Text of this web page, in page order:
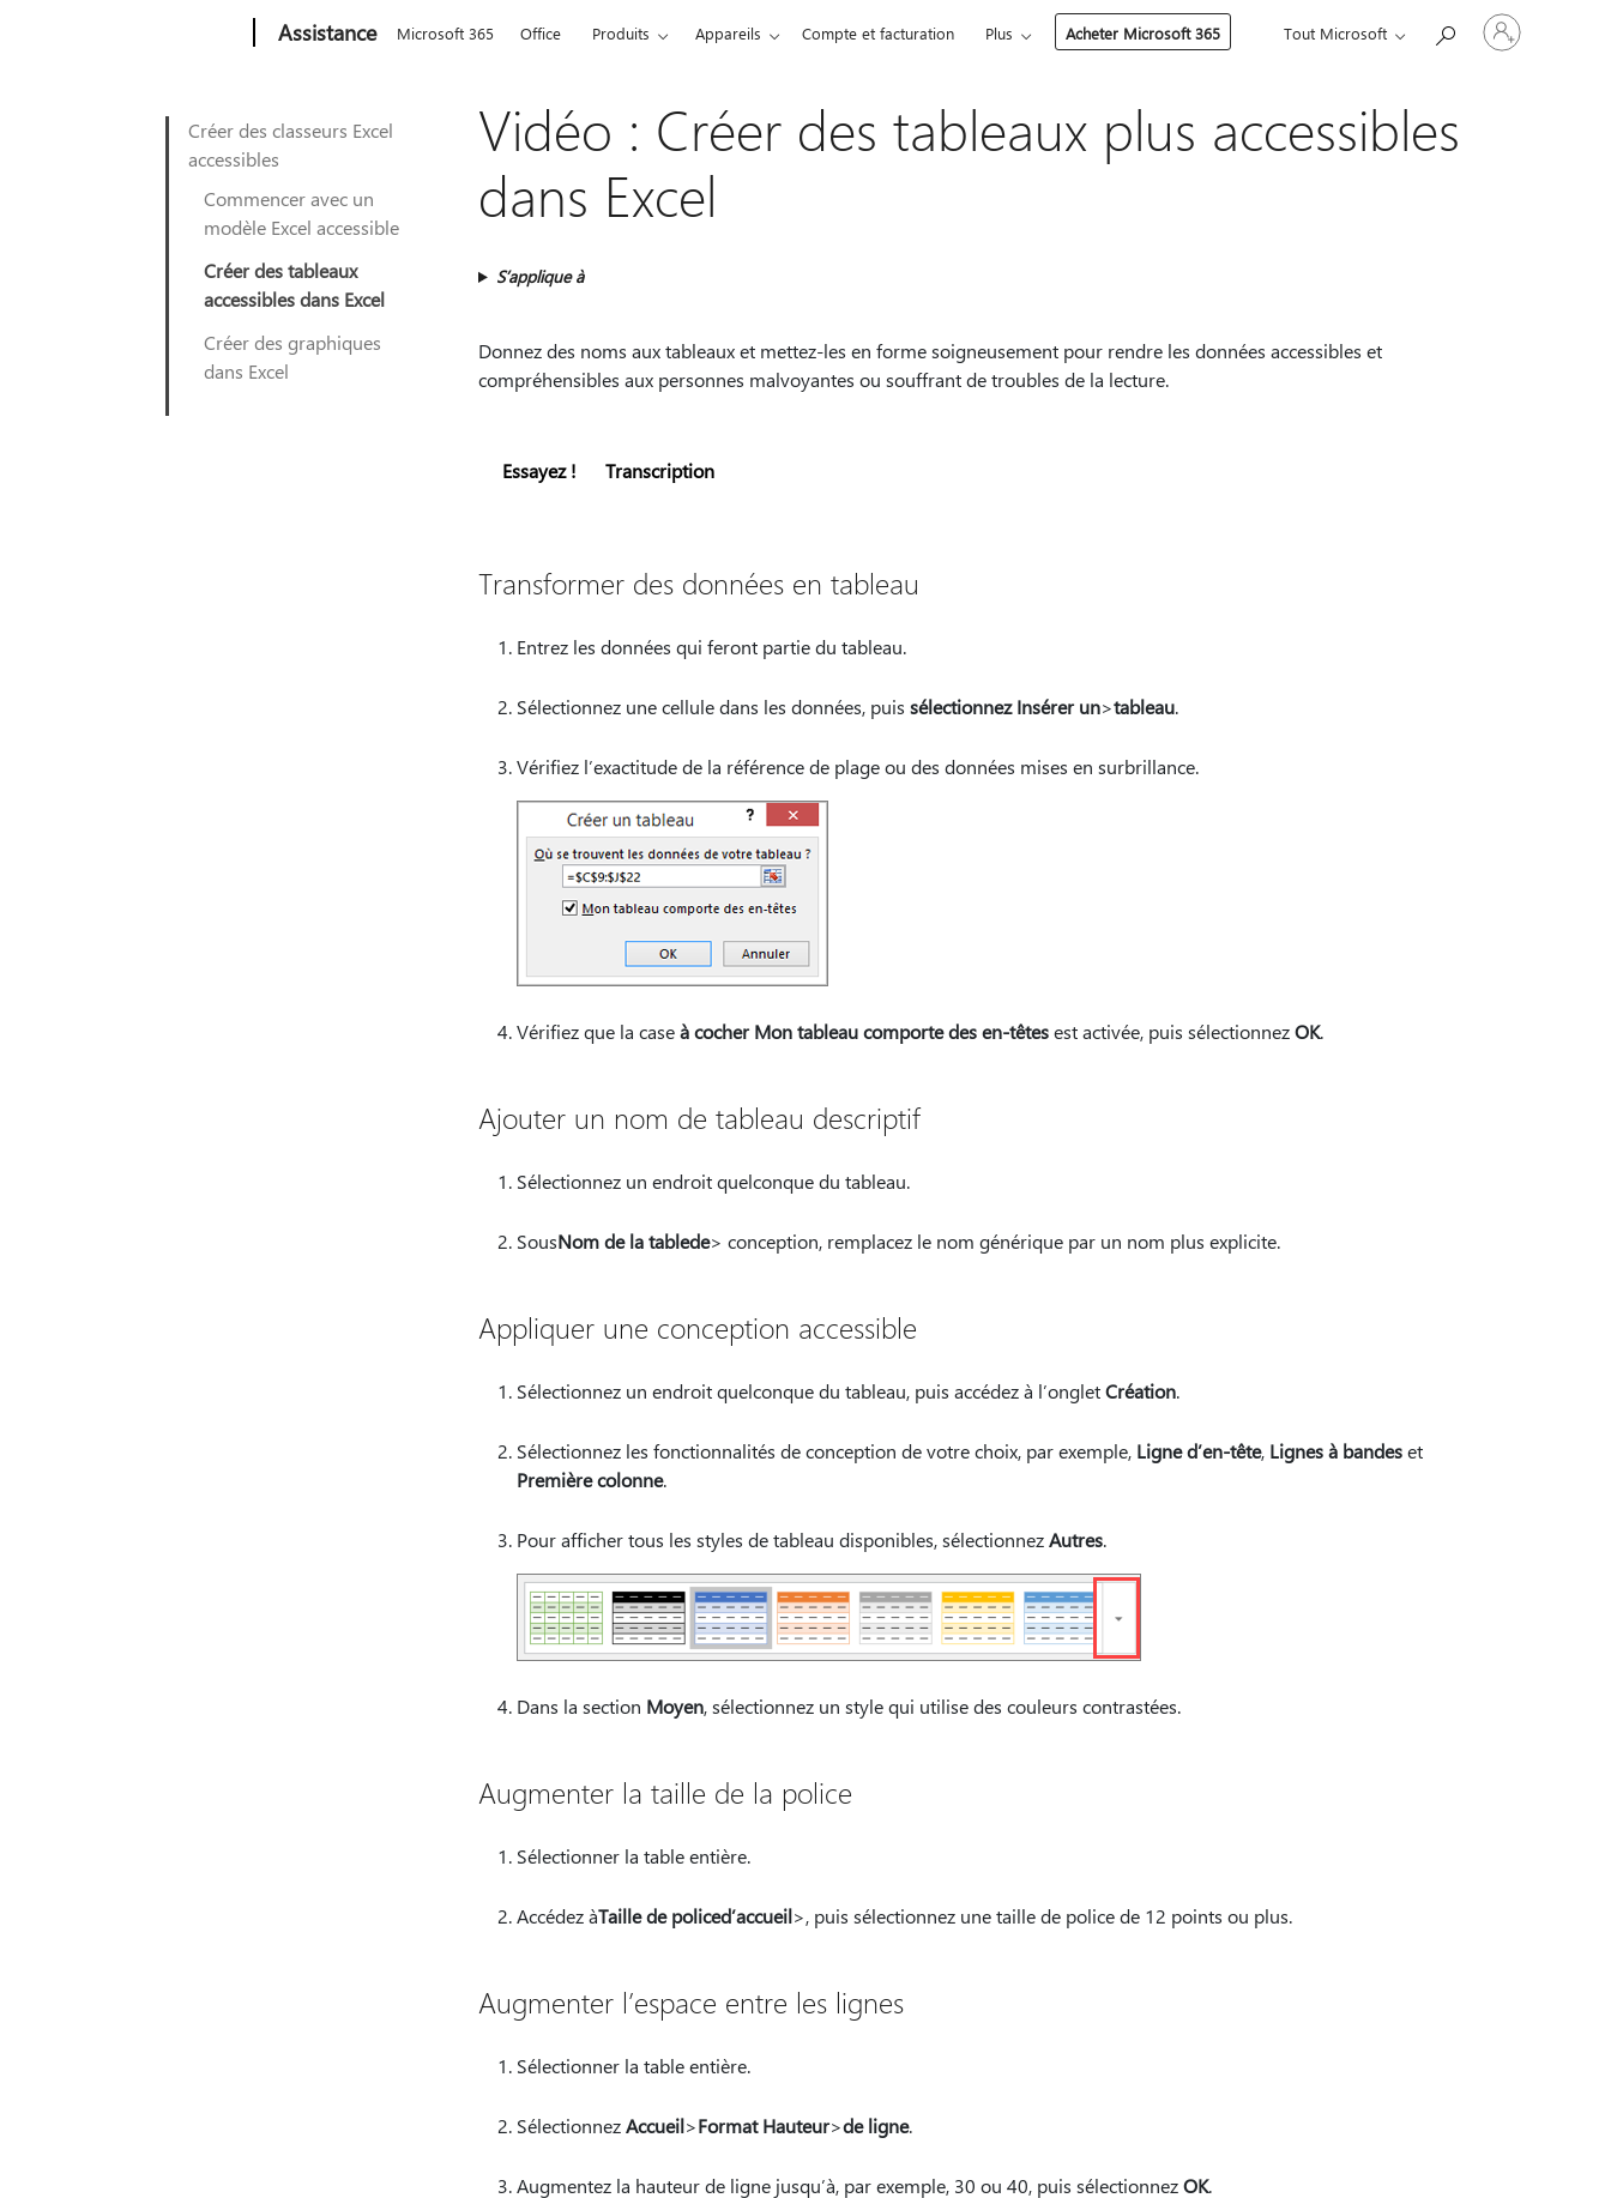
Assistance Microsoft 365 Office Produits Appareils Compte et facturation Plus Acheter Microsoft 365 Tout Microsoft
Connectez-
vous
Créer des classeurs Excel
accessibles
Commencer avec un
modèle Excel accessible
Créer des tableaux
accessibles dans Excel
Créer des graphiques
dans Excel
Vidéo : Créer des tableaux plus accessibles
dans Excel
S’applique à
Donnez des noms aux tableaux et mettez-les en forme soigneusement pour rendre les données accessibles et
compréhensibles aux personnes malvoyantes ou souffrant de troubles de la lecture.
Essayez ! Transcription
Transformer des données en tableau
Entrez les données qui feront partie du tableau.
Sélectionnez une cellule dans les données, puis sélectionnez Insérer un>tableau.
Vérifiez l’exactitude de la référence de plage ou des données mises en surbrillance.
Vérifiez que la caseà cocher Mon tableau comporte des en-têtesest activée, puis sélectionnezOK.
Ajouter un nom de tableau descriptif
Sélectionnez un endroit quelconque du tableau.
SousNom de la tablede> conception, remplacez le nom générique par un nom plus explicite.
Appliquer une conception accessible
Sélectionnez un endroit quelconque du tableau, puis accédez à l’ongletCréation.
Sélectionnez les fonctionnalités de conception de votre choix, par exemple, Ligne d’en-tête, Lignes à bandeset
Première colonne.
Pour afficher tous les styles de tableau disponibles, sélectionnezAutres.
Dans la section Moyen, sélectionnez un style qui utilise des couleurs contrastées.
Augmenter la taille de la police
Sélectionner la table entière.
Accédez àTaille de policed’accueil>, puis sélectionnez une taille de police de 12 points ou plus.
Augmenter l’espace entre les lignes
Sélectionner la table entière.
SélectionnezAccueil>Format Hauteur>de ligne.
Augmentez la hauteur de ligne jusqu’à, par exemple, 30 ou 40, puis sélectionnezOK.